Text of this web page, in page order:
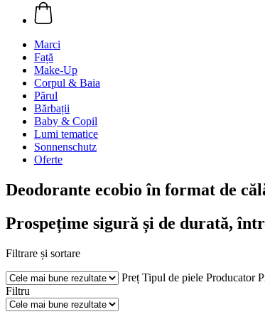
Marci
Față
Make-Up
Corpul & Baia
Părul
Bărbații
Baby & Copil
Lumi tematice
Sonnenschutz
Oferte
Deodorante ecobio în format de
Prospețime sigură și de durată,
Filtrare și sortare
Preț Tipul de piele Producator
Filtru